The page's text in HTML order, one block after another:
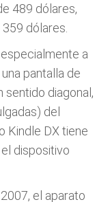
489 dólares,
dólares.
a
pantalla de
sentido diagonal,
del
Kindle DX tiene
dispositivo
el aparato